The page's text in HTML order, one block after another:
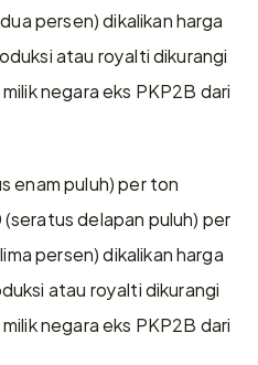
persen) dikalikan harga
atau royalti dikurangi
negara eks PKP2B dari
enam puluh) per ton
delapan puluh) per
persen) dikalikan harga
atau royalti dikurangi
negara eks PKP2B dari